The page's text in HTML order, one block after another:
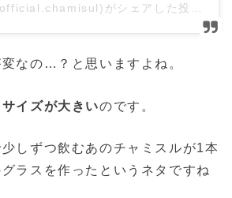
がシェアした投稿 –
なの…？と思いますよね。
サイズが大きいのです。
しずつ飲むあのチャミスルが1本
ラスを作ったというネタですね